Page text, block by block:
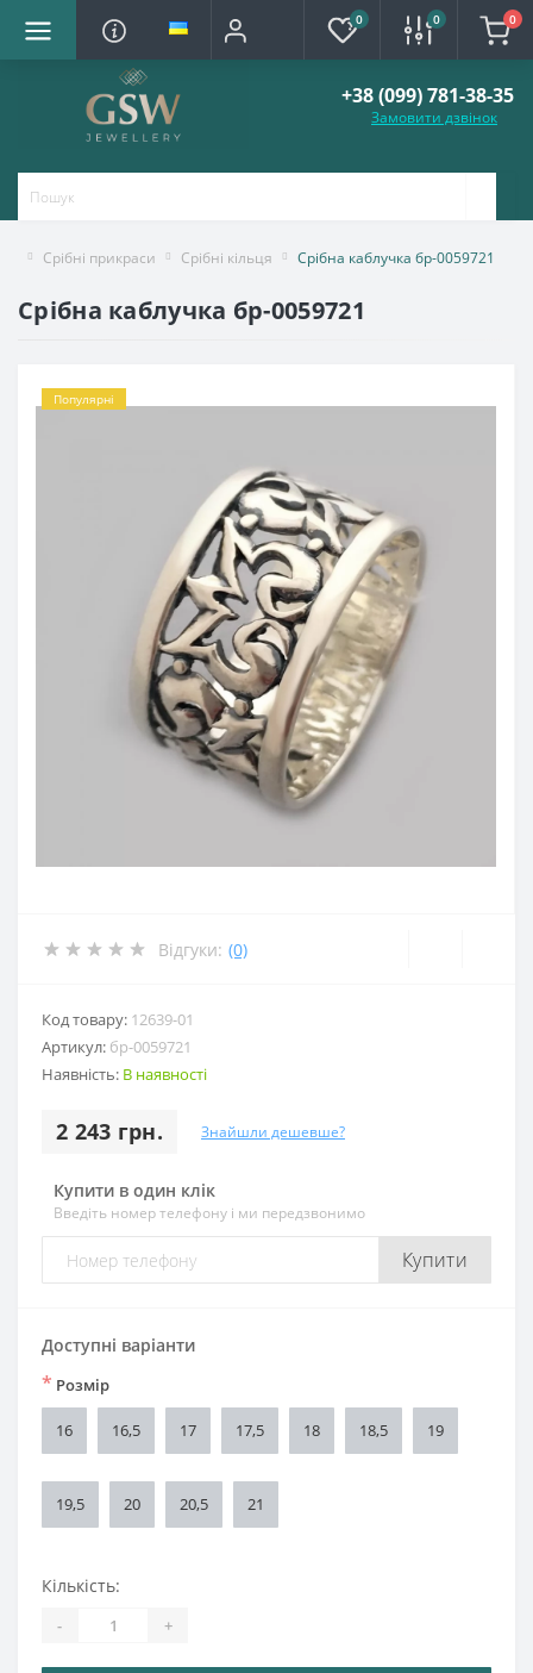
0 0 0
+38 (099) 781-38-35
Замовити дзвінок
Срібні прикраси Срібні кільця Срібна каблучка бр-0059721
Срібна каблучка бр-0059721
Популярні
Відгуки: (0)
Код товару: 12639-01
Артикул: бр-0059721
Наявність: В наявності
2 243 грн. Знайшли дешевше?
Купити в один клік
Введіть номер телефону і ми передзвонимо
Купити
Доступні варіанти
* Розмір
16 16,5 17 17,5 18 18,5 19
19,5 20 20,5 21
Кількість:
- +